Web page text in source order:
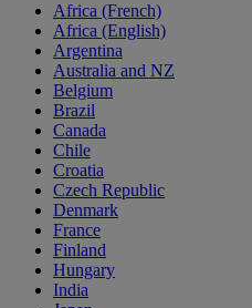
Africa (French)
Africa (English)
Argentina
Australia and NZ
Belgium
Brazil
Canada
Chile
Croatia
Czech Republic
Denmark
France
Finland
Hungary
India